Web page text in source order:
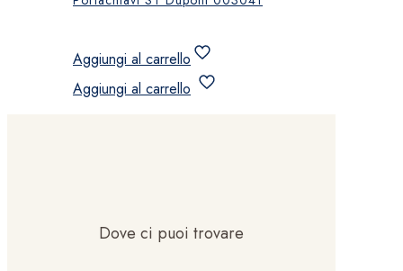
Aggiungi al carrello
Aggiungi al carrello
Dove ci puoi trovare